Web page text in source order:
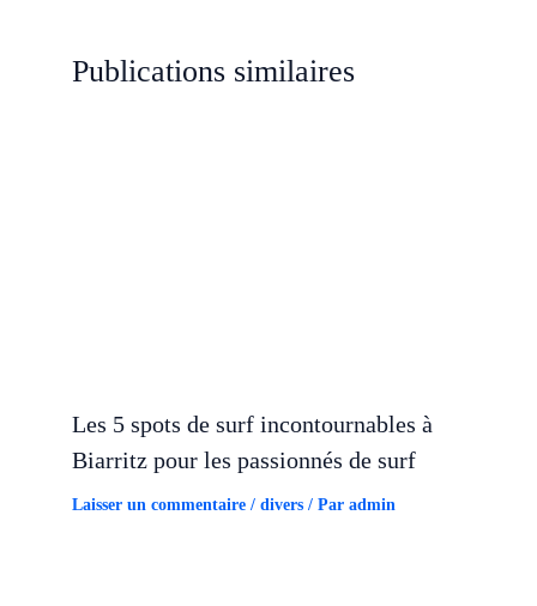
Publications similaires
Les 5 spots de surf incontournables à
Biarritz pour les passionnés de surf
Laisser un commentaire / divers / Par admin